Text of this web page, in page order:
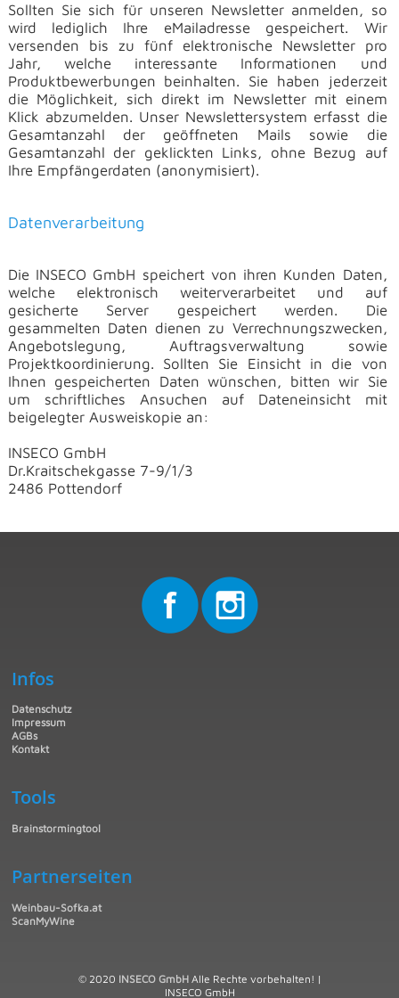
Sollten Sie sich für unseren Newsletter anmelden, so
wird lediglich Ihre eMailadresse gespeichert. Wir
versenden bis zu fünf elektronische Newsletter pro
Jahr, welche interessante Informationen und
Produktbewerbungen beinhalten. Sie haben jederzeit
die Möglichkeit, sich direkt im Newsletter mit einem
Klick abzumelden. Unser Newslettersystem erfasst die
Gesamtanzahl der geöffneten Mails sowie die
Gesamtanzahl der geklickten Links, ohne Bezug auf
Ihre Empfängerdaten (anonymisiert).
Datenverarbeitung
DieINSECO GmbH speichert von ihren Kunden Daten,
welche elektronisch weiterverarbeitet und auf
gesicherte Server gespeichert werden. Die
gesammelten Daten dienen zu Verrechnungszwecken,
Angebotslegung, Auftragsverwaltung sowie
Projektkoordinierung. Sollten Sie Einsicht in die von
Ihnen gespeicherten Daten wünschen, bitten wir Sie
um schriftliches Ansuchen auf Dateneinsicht mit
beigelegter Ausweiskopie an:
INSECO GmbH
Dr.Kraitschekgasse 7-9/1/3
2486 Pottendorf
Infos
Datenschutz
Impressum
AGBs
Kontakt
Tools
Brainstormingtool
Partnerseiten
Weinbau-Sofka.at
ScanMyWine
© 2020 INSECO GmbHAlle Rechte vorbehalten! |
INSECO GmbH